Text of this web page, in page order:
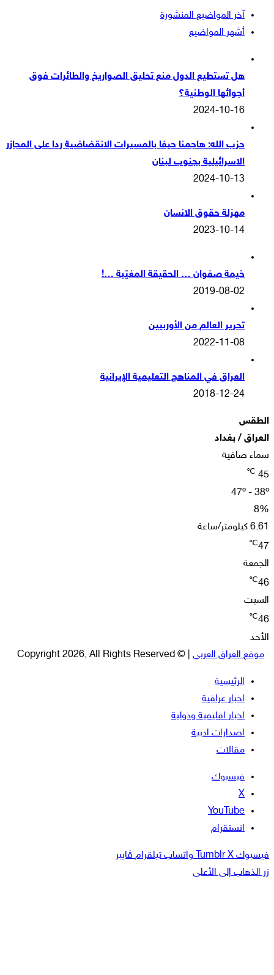
آخر المواضيع المنشورة
أشهر المواضيع
هل تستطيع الدول منع تحليق الصواريخ والطائرات فوق
أجوائها الوطنية؟
2024-10-16
حزب الله: هاجمنا حيفا بالمسيرات الانقضاضية ردا على المجازر
الاسرائيلية بجنوب لبنان
2024-10-13
مهزلة حقوق الانسان
2023-10-14
خيمة صفوان … الحقيقة المغيّبة …!
2019-08-02
تحرير العالم من الأوربيين
2022-11-08
العراق في المناهج التعليمية الإيرانية
2018-12-24
الطقس
العراق / بغداد
سماء صافية
45
℃
47º - 38º
8%
6.61 كيلومتر/ساعة
47
℃
الجمعة
46
℃
السبت
46
℃
الأحد
موقع العراق العربي | © Copyright 2026, All Rights Reserved
الرئيسية
اخبار عراقية
اخبار اقليمية ودولية
اصدارات ادبية
مقالات
فيسبوك
‫X
‫YouTube
انستقرام
فيسبوك ‫X واتساب تيلقرام ڤايبر
زر الذهاب إلى الأعلى